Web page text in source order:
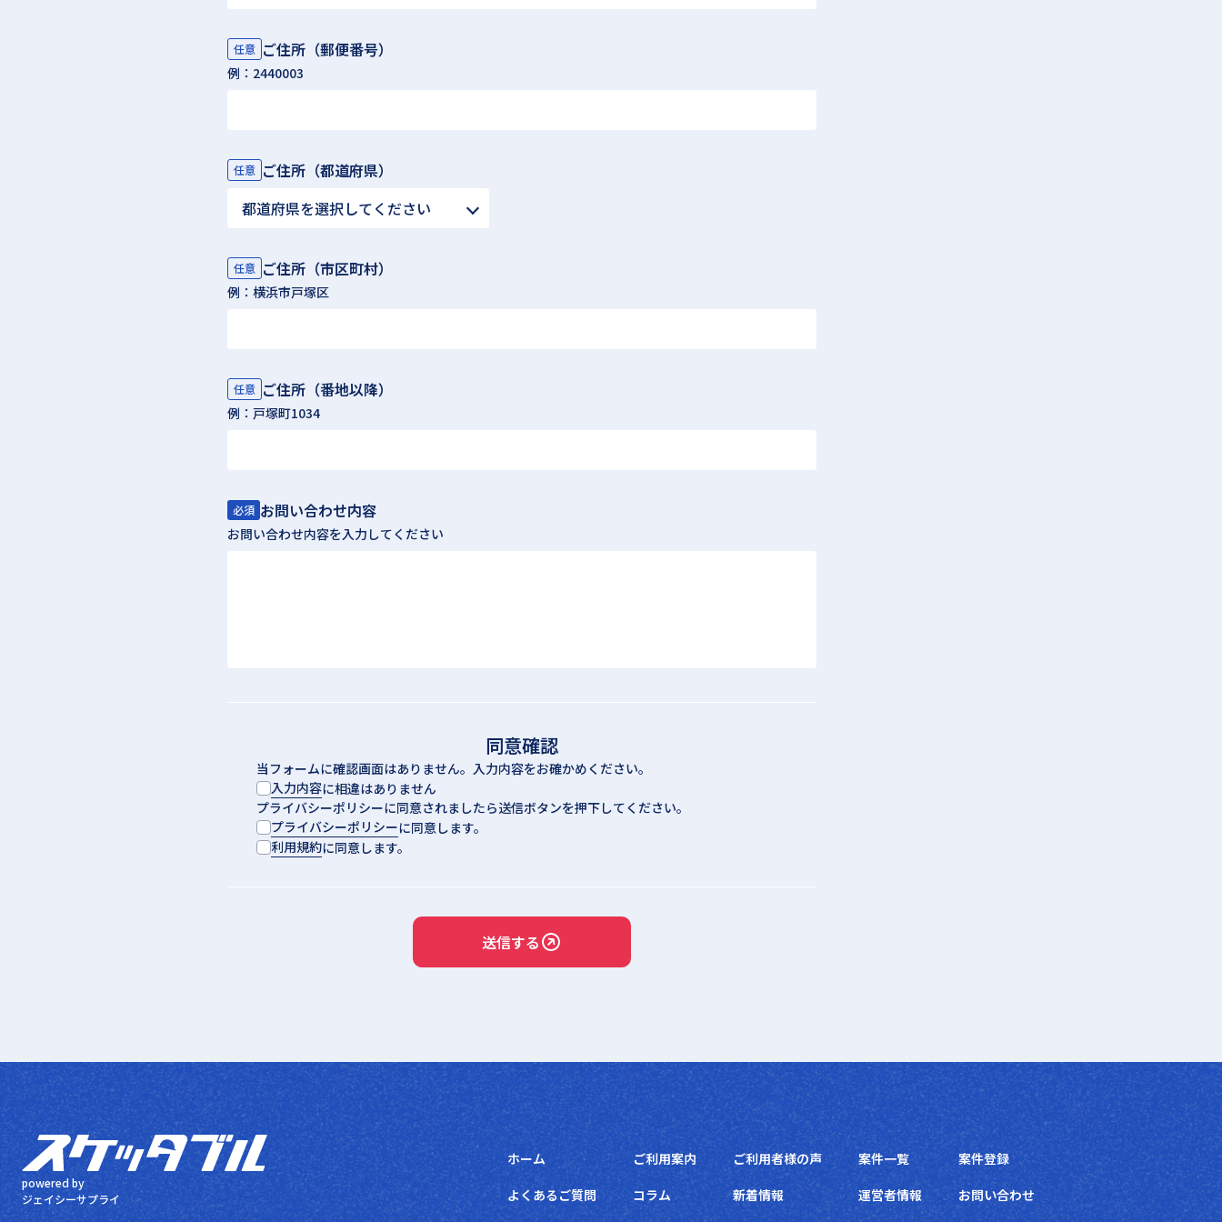
任意 ご住所（郵便番号）
例：2440003
任意 ご住所（都道府県）
任意 ご住所（市区町村）
例：横浜市戸塚区
任意 ご住所（番地以降）
例：戸塚町1034
必須 お問い合わせ内容
お問い合わせ内容を入力してください
同意確認
当フォームに確認画面はありません。入力内容をお確かめください。
入力内容に相違はありません
プライバシーポリシーに同意されましたら送信ボタンを押下してください。
プライバシーポリシーに同意します。
利用規約に同意します。
送信する
powered by
ジェイシーサプライ
ホーム ご利用案内 ご利用者様の声 案件一覧
案件登録
よくあるご質問
コラム 新着情報 運営者情報 お問い合わせ